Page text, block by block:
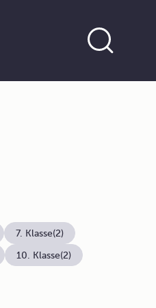
7. Klasse(2)
10. Klasse(2)